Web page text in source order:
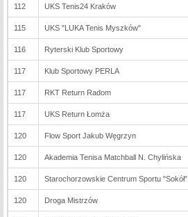
112 UKS Tenis24 Kraków
115 UKS "LUKA Tenis Myszków"
116 Ryterski Klub Sportowy
117 Klub Sportowy PERLA
117 RKT Return Radom
117 UKS Return Łomża
120 Flow Sport Jakub Węgrzyn
120 Akademia Tenisa Matchball N. Chylińska
120 Starochorzowskie Centrum Sportu "Sokół"
120 Droga Mistrzów